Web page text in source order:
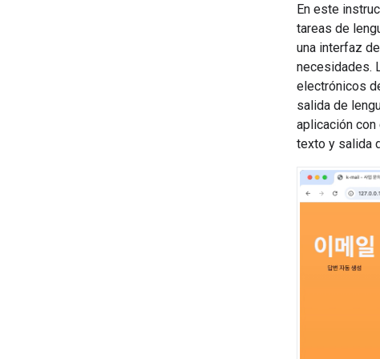
En este
tareas de
una interfaz
necesidades.
electrónicos
salida de
aplicación con
texto y salida